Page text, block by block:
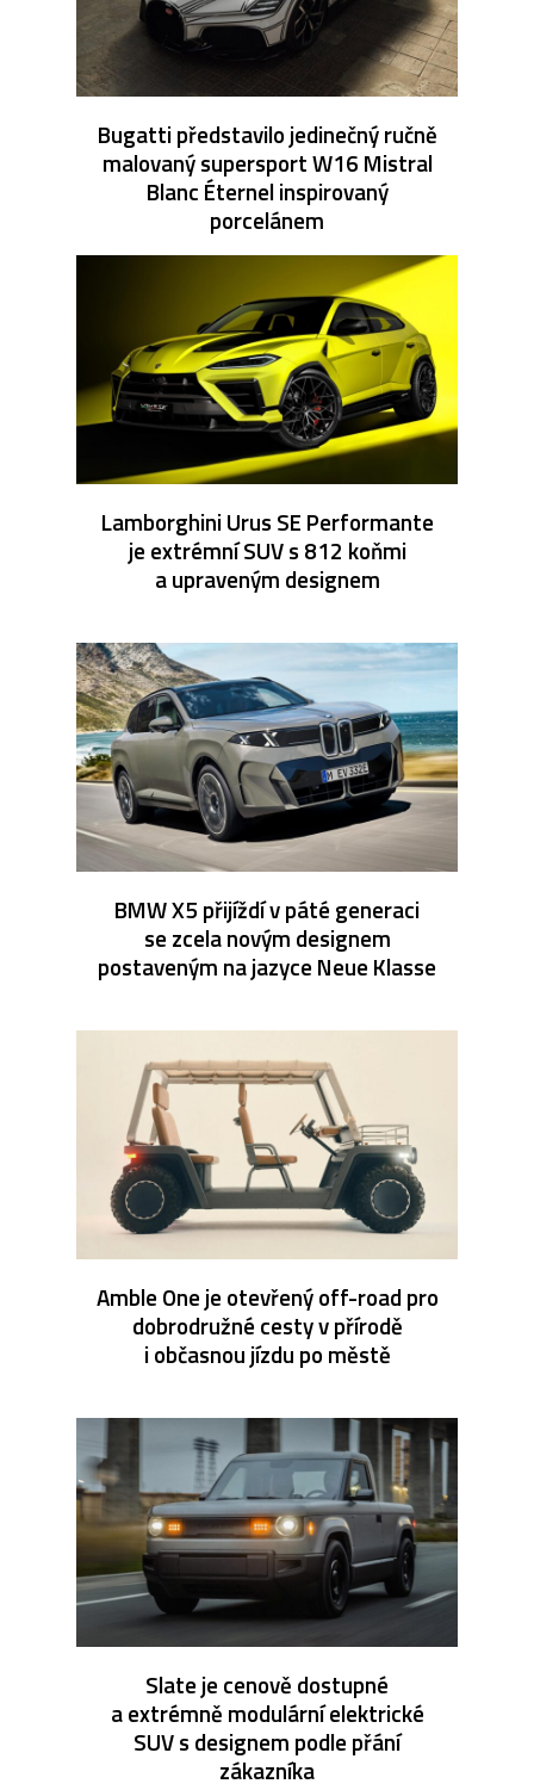
Bugatti představilo jedinečný ručně
malovaný supersport W16 Mistral
Blanc Éternel inspirovaný
porcelánem
Lamborghini Urus SE Performante
je extrémní SUV s 812 koňmi
a upraveným designem
BMW X5 přijíždí v páté generaci
se zcela novým designem
postaveným na jazyce Neue Klasse
Amble One je otevřený off-road pro
dobrodružné cesty v přírodě
i občasnou jízdu po městě
Slate je cenově dostupné
a extrémně modulární elektrické
SUV s designem podle přání
zákazníka